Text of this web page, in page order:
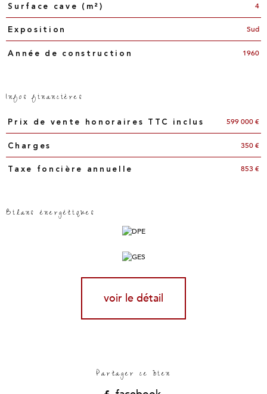
Surface cave (m²) 4
Exposition Sud
Année de construction 1960
Infos financières
Caractéristiques Valeurs
Prix de vente honoraires TTC inclus 599 000 €
Charges 350 €
Taxe foncière annuelle 853 €
Bilans énergétiques
voir le détail
Partager ce bien